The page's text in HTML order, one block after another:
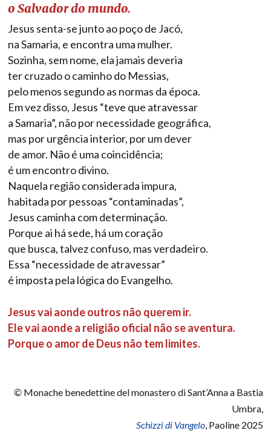
o Salvador do mundo.
Jesus senta-se junto ao poço de Jacó,
na Samaria, e encontra uma mulher.
Sozinha, sem nome, ela jamais deveria
ter cruzado o caminho do Messias,
pelo menos segundo as normas da época.
Em vez disso, Jesus “teve que atravessar
a Samaria”, não por necessidade geográfica,
mas por urgência interior, por um dever
de amor. Não é uma coincidência;
é um encontro divino.
Naquela região considerada impura,
habitada por pessoas “contaminadas”,
Jesus caminha com determinação.
Porque ai há sede, há um coração
que busca, talvez confuso, mas verdadeiro.
Essa “necessidade de atravessar”
é imposta pela lógica do Evangelho.
Jesus vai aonde outros não querem ir.
Ele vai aonde a religião oficial não se aventura.
Porque o amor de Deus não tem limites.
© Monache benedettine del monastero di Sant’Anna a Bastia
Umbra,
Schizzi di Vangelo, Paoline 2025